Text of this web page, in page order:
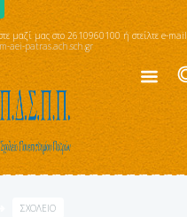
μαζί μας στο 2610960100 ή στείλτε e-mail
aei-patras.ach.sch.gr
ΣΧΟΛΕΙΟ